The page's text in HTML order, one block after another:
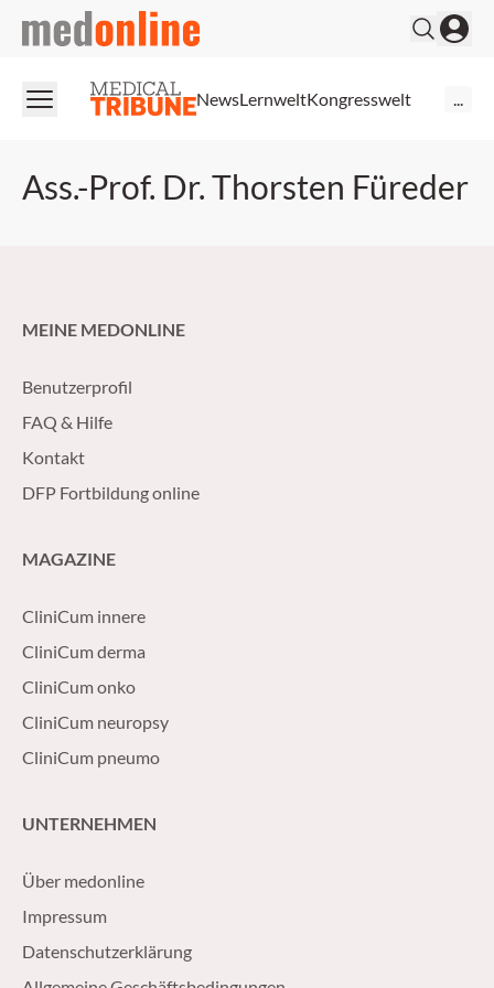
medonline
NewsLernweltKongresswelt
Ass.-Prof. Dr. Thorsten Füreder
MEINE MEDONLINE
Benutzerprofil
FAQ & Hilfe
Kontakt
DFP Fortbildung online
MAGAZINE
CliniCum innere
CliniCum derma
CliniCum onko
CliniCum neuropsy
CliniCum pneumo
UNTERNEHMEN
Über medonline
Impressum
Datenschutzerklärung